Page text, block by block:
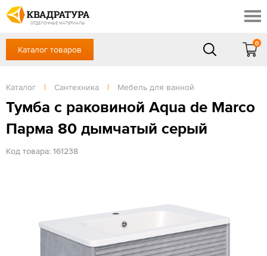
ОТДЕЛОЧНЫЕ МАТЕРИАЛЫ
Профи
Контакты
Доставка и оплата
Выставочный зал
Готовые решения
Отзывы
+7 (861) 217-94-70
Сб, Вс — выходной
ЗАКАЗАТЬ ЗВОНОК
Вход / Регистрация
Каталог товаров
0
Каталог | Сантехника | Мебель для ванной
Тумба с раковиной Aqua de Marco
Парма 80 дымчатый серый
Код товара: 161238